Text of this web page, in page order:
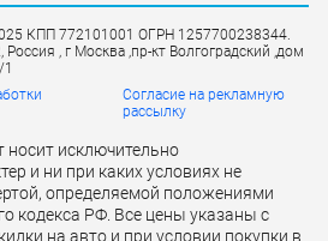
КПП 772101001 ОГРН 1257700238344.
, г Москва ,пр-кт Волгоградский ,дом
Согласие на рекламную
рассылку
исключительно
и ни при каких условиях не
определяемой положениями
кодекса РФ. Все цены указаны с
на авто и при условии покупки в